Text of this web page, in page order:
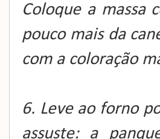
Coloque a massa
pouco mais da
com a coloração
6. Leve ao forno
assuste: a